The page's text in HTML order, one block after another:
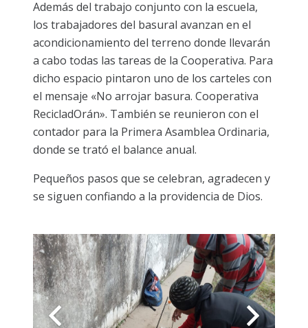
Además del trabajo conjunto con la escuela,
los trabajadores del basural avanzan en el
acondicionamiento del terreno donde llevarán
a cabo todas las tareas de la Cooperativa. Para
dicho espacio pintaron uno de los carteles con
el mensaje «No arrojar basura. Cooperativa
RecicladOrán». También se reunieron con el
contador para la Primera Asamblea Ordinaria,
donde se trató el balance anual.
Pequeños pasos que se celebran, agradecen y
se siguen confiando a la providencia de Dios.